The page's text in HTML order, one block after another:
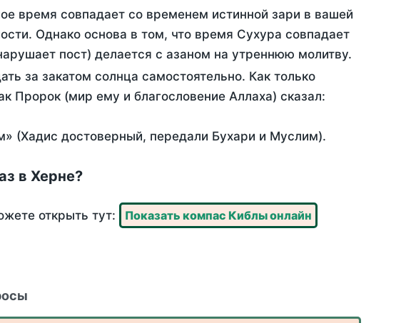
время совпадает со временем истинной зари в вашей
Однако основа в том, что время Сухура совпадает
пост) делается с азаном на утреннюю молитву.
за закатом солнца самостоятельно. Как только
Пророк (мир ему и благословение Аллаха) сказал:
(Хадис достоверный, передали Бухари и Муслим).
в Херне?
открыть тут: Показать компас Киблы онлайн